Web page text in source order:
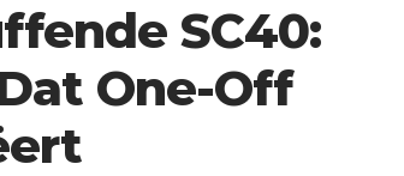
SC40:
One-Off